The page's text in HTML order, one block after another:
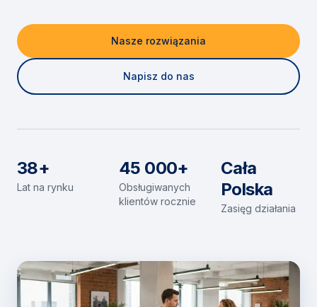
Nasze rozwiązania
Napisz do nas
38+
Lat na rynku
45 000+
Obsługiwanych
klientów rocznie
Cała
Polska
Zasięg działania